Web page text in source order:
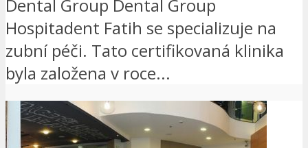
Dental Group Dental Group
Hospitadent Fatih se specializuje na
zubní péči. Tato certifikovaná klinika
byla založena v roce...